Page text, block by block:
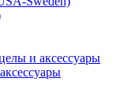
и аксессуары